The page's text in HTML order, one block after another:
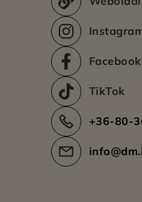
Facebook
TikTok
+36-80-